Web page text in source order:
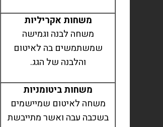
משחות אקריליות
משחה לבנה וגמישה
שמשתמשים בה לאיטום
והלבנה של הגג.
משחות ביטומניות
משחה לאיטום שמיישמים
בשכבה עבה ואשר מתייבשת